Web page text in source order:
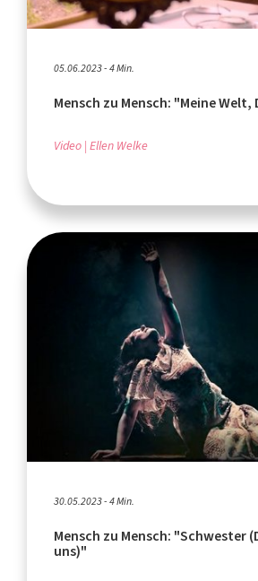
05.06.2023 - 4 Min.
Mensch zu Mensch: "Meine Welt,
Video Ellen Welke
30.05.2023 - 4 Min.
Mensch zu Mensch: "Schwester
uns)"